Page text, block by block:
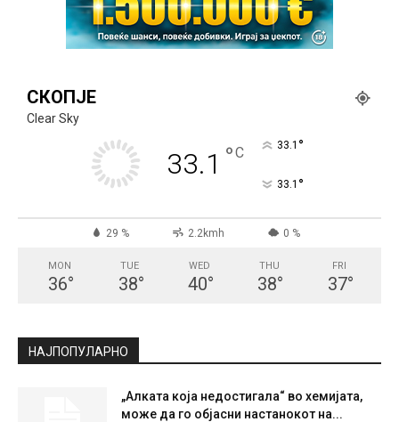
СКОПЈЕ
Clear Sky
33.1 °C 33.1 °
33.1 °
29 % 2.2kmh 0 %
MON
36°
TUE
38°
WED
40°
THU
38°
FRI
37°
НАЈПОПУЛАРНО
„Алката која недостигала“ во хемијата,
може да го објасни настанокот на...